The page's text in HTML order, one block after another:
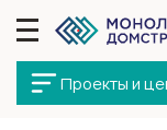
Проекты и